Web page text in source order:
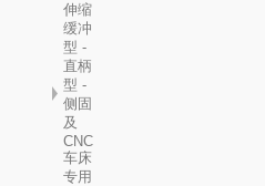
伸缩
缓冲
型 -
直柄
型 -
侧固
及
CNC
车床
专用